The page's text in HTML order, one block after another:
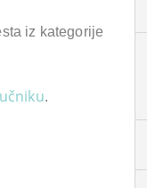
iz kategorije
.